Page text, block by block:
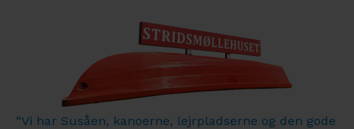
“Vi har Susåen, kanoerne, lejrpladserne og den gode